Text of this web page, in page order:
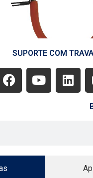
SUPORTE COM TRAVA